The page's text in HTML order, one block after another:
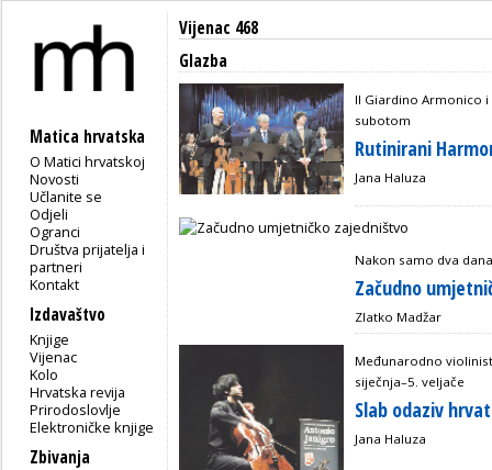
Matica hrvatska
O Matici hrvatskoj
Novosti
Učlanite se
Odjeli
Ogranci
Društva prijatelja i
partneri
Kontakt
Izdavaštvo
Knjige
Vijenac
Kolo
Hrvatska revija
Prirodoslovlje
Elektroničke knjige
Zbivanja
Vijenac 468
Glazba
Il Giardino Armonico
subotom
Rutinirani
Jana Haluza
Nakon samo dva
Začudno
Zlatko Madžar
Međunarodno
siječnja–5. veljače
Slab odaziv
Jana Haluza